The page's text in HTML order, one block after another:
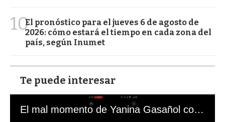
10El pronóstico para el jueves 6 de agosto de
2026: cómo estará el tiempo en cada zona del
país, según Inumet
Te puede interesar
El mal momento de Yanina Gasañol con un hincha argentino en "Subrayado"